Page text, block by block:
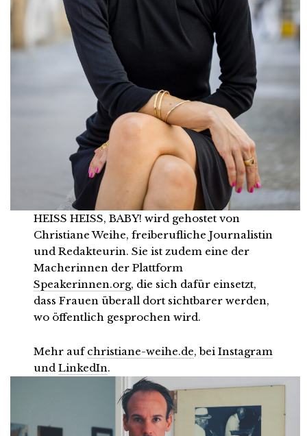
HEISS HEISS, BABY! wird gehostet von
Christiane Weihe, freiberufliche Journalistin
und Redakteurin. Sie ist zudem eine der
Macherinnen der Plattform
Speakerinnen.org, die sich dafür einsetzt,
dass Frauen überall dort sichtbarer werden,
wo öffentlich gesprochen wird.
Mehr aufchristiane-weihe.de, bei Instagram
und LinkedIn.